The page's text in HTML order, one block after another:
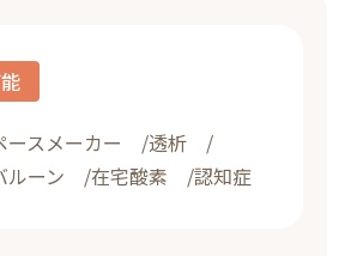
ースメーカー
透析
ルーン 在宅酸素 認知症